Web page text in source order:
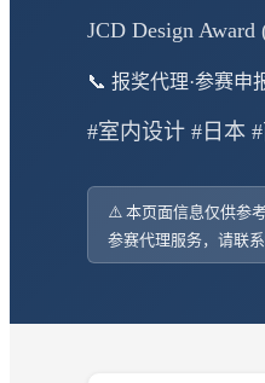
JCD Design
📞 报奖代理·参赛申
#室内设计 #日本
⚠️ 本页面信息仅供参
参赛代理服务，请联